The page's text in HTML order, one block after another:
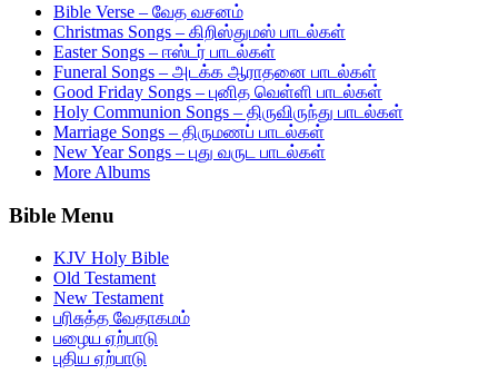
Bible Verse – வேத வசனம்
Christmas Songs – கிறிஸ்துமஸ் பாடல்கள்
Easter Songs – ஈஸ்டர் பாடல்கள்
Funeral Songs – அடக்க ஆராதனை பாடல்கள்
Good Friday Songs – புனித வெள்ளி பாடல்கள்
Holy Communion Songs – திருவிருந்து பாடல்கள்
Marriage Songs – திருமணப் பாடல்கள்
New Year Songs – புது வருட பாடல்கள்
More Albums
Bible Menu
KJV Holy Bible
Old Testament
New Testament
பரிசுத்த வேதாகமம்
பழைய ஏற்பாடு
புதிய ஏற்பாடு